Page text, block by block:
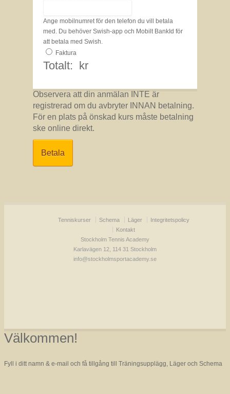
Ange mobilnumret för den telefon du vill betala
med. Du behöver Swish-app och Mobilt BankId för
att betala med Swish.
Faktura
Totalt: kr
Observera att din anmälan INTE är
registrerad om du avbryter INNAN betalning.
För en plats på önskad kurs måste betalning
ske online direkt.
Tenniskurser Schema Läger
Integritetspolicy
Kontakt
Stockholm Tennis Academy
Karlavägen 12, 114 31 Stockholm
info@stockholmsportacademy.se
Välkommen!
Fyll i ditt namn & e-mail och få tillgång till Träningsupplägg, Läger och Schema